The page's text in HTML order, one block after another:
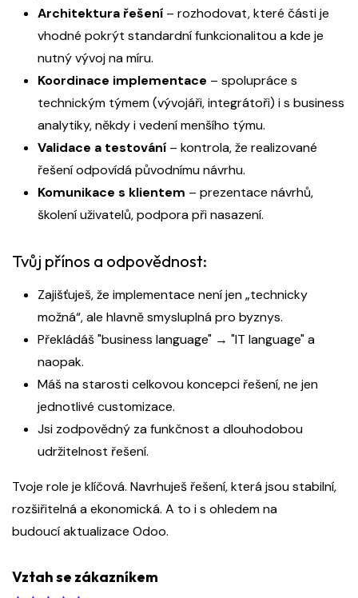
Architektura řešení – rozhodovat, které části je
vhodné pokrýt standardní funkcionalitou a kde je
nutný vývoj na míru.
Koordinace implementace – spolupráce s
technickým týmem (vývojáři, integrátoři) i s business
analytiky, někdy i vedení menšího týmu.
Validace a testování – kontrola, že realizované
řešení odpovídá původnímu návrhu.
Komunikace s klientem – prezentace návrhů,
školení uživatelů, podpora při nasazení.
Tvůj přínos a odpovědnost:
Zajišťuješ, že implementace není jen „technicky
možná“, ale hlavně smysluplná pro byznys.
Překládáš "business language" → "IT language" a
naopak.
Máš na starosti celkovou koncepci řešení, ne jen
jednotlivé customizace.
Jsi zodpovědný za funkčnost a dlouhodobou
udržitelnost řešení.
Tvoje role je klíčová. Navrhuješ řešení, která jsou stabilní,
rozšiřitelná a ekonomická. A to i s ohledem na
budoucí aktualizace Odoo.
Vztah se zákazníkem